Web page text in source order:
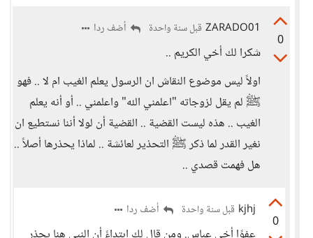
0
ZARADO01 قبل سنة واحدة أضف ردا
شكرا لك أخي الكريم ..
اولاً ليس موضوع النقاش ان الرسول يعلم الغيب ام لا .. فهو
ﷺ لم يقل لزوجاته "اعلمني الله" واعلمني .. أو أنه يعلم
الغيب .. هذه ليست القضية .. القضية أن لولا أننا نستطيع ان
نغير القدر لما ذكر ﷺ التحذير لعائشة .. لماذا يحذرها أصلاً ..
هل فهمت قصدي ..
0
kjhj قبل سنة واحدة أضف ردا